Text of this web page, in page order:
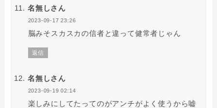
名無しさん
2023-09-17 23:26
脳みそスカスカの信者と違って健常者じゃん
返信
名無しさん
2023-09-19 02:14
楽しみにしてたってのがアンチがよく使うから嘘